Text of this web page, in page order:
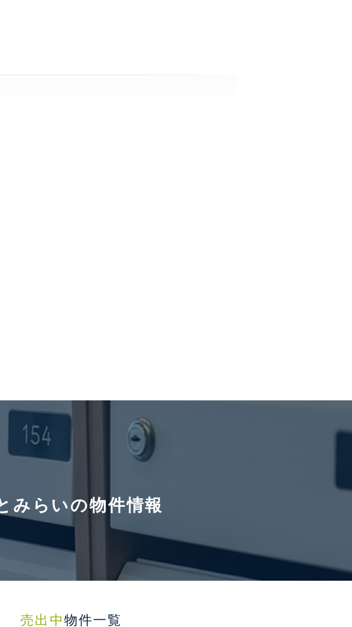
みらいの物件情報
売出中 物件一覧